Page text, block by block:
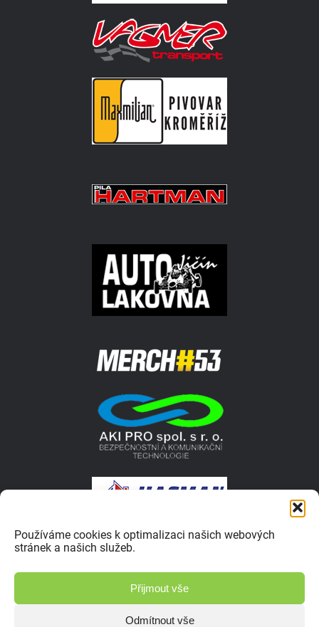
Používáme cookies k optimalizaci našich webových
stránek a našich služeb.
Přijmout vše
Odmítnout vše
© 2026 Autokrosar.cz ISSN 1805-1413 | Vyrobilo studio